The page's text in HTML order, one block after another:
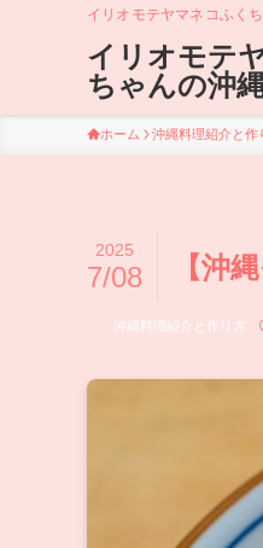
イリオモテヤマネコふく
イリオモテ
ちゃんの沖
ホーム 沖縄料理紹介と作
【沖
2025
7/08
沖縄料理紹介と作り方